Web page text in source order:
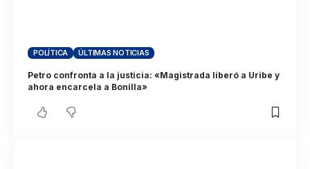
POLÍTICA ÚLTIMAS NOTICIAS
Petro confronta a la justicia: «Magistrada liberó a Uribe y
ahora encarcela a Bonilla»